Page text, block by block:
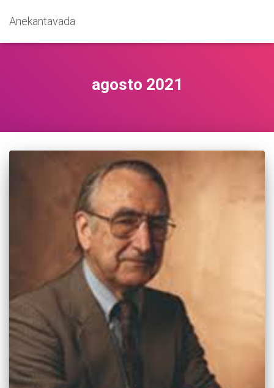
Anekantavada
agosto 2021